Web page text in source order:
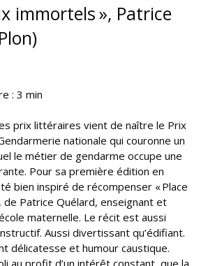
immortels », Patrice
: 3 min
prix littéraires vient de naître le Prix
nationale qui couronne un
le métier de gendarme occupe une
Pour sa première édition en
bien inspiré de récompenser « Place
de Patrice Quélard, enseignant et
maternelle. Le récit est aussi
Aussi divertissant qu’édifiant.
délicatesse et humour caustique.
au profit d’un intérêt constant, que la